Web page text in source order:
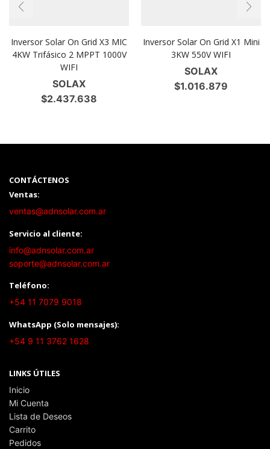
Inversor Solar On Grid X3 MIC
4KW Trifásico 2 MPPT 1000V
WIFI
SOLAX
$2.437.638
Inversor Solar On Grid X1 Mini
3KW 550V WIFI
SOLAX
$1.016.879
CONTÁCTENOS
Ventas:
ventas@adnsolar.com.ar
Servicio al cliente:
info@adnsolar.com.ar
soporte@adnsolar.com.ar
Teléfono:
+54 11 7079 9018
WhatsApp (Solo mensajes):
+54 9 11 3762 1628
LINKS ÚTILES
Inicio
Mi Cuenta
Lista de Deseos
Carrito
Pedidos